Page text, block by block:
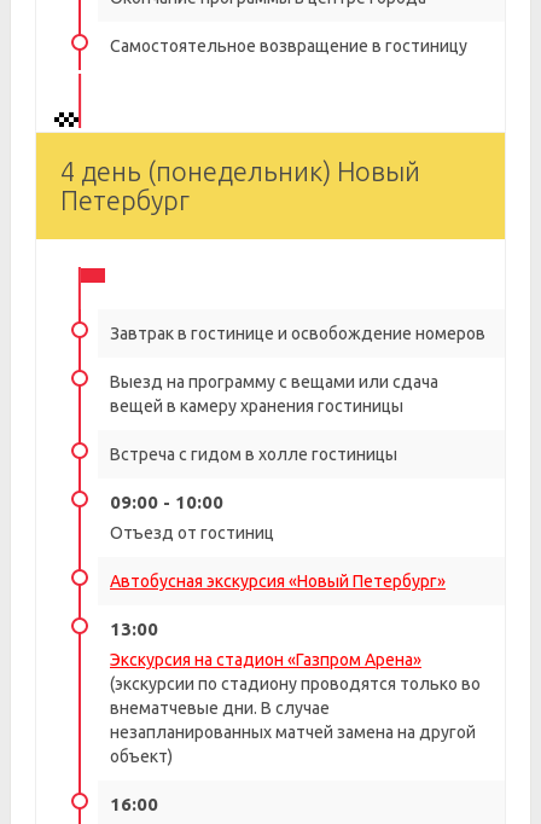
Самостоятельное возвращение в гостиницу
4 день (понедельник) Новый
Петербург
Завтрак в гостинице и освобождение номеров
Выезд на программу с вещами или сдача
вещей в камеру хранения гостиницы
Встреча с гидом в холле гостиницы
09:00 - 10:00
Отъезд от гостиниц
Автобусная экскурсия «Новый Петербург»
13:00
Экскурсия на стадион «Газпром Арена»
(экскурсии по стадиону проводятся только во
внематчевые дни. В случае
незапланированных матчей замена на другой
объект)
16:00